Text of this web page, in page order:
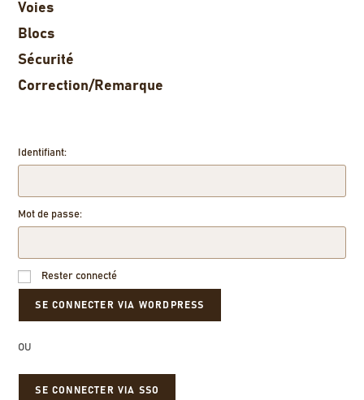
Voies
Blocs
Sécurité
Correction/Remarque
Identifiant:
Mot de passe:
Rester connecté
OU
SE CONNECTER VIA SSO